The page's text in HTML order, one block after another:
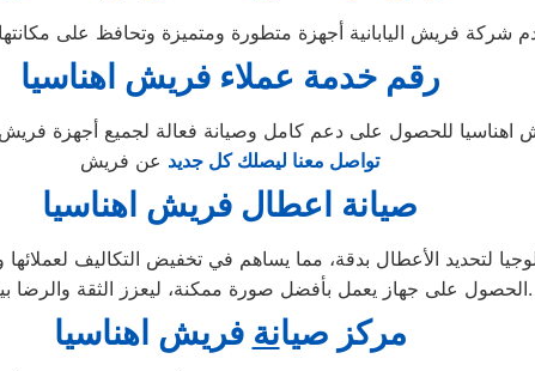
رقم خدمة عملاء فريش اهناسيا
تواصل معنا ليصلك كل جديد عن فريش
صيانة اعطال فريش اهناسيا
لتحديد الأعطال بدقة، مما يساهم في تخفيض التكاليف لعملائها
الحصول على جهاز يعمل بأفضل صورة ممكنة، ليعزز الثقة والرضا بين العملاء.
مركز صيانة فريش اهناسيا